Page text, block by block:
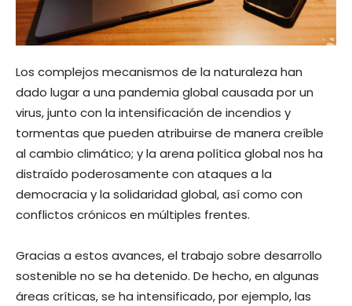
Los complejos mecanismos de la naturaleza han
dado lugar a una pandemia global causada por un
virus, junto con la intensificación de incendios y
tormentas que pueden atribuirse de manera creíble
al cambio climático; y la arena política global nos ha
distraído poderosamente con ataques a la
democracia y la solidaridad global, así como con
conflictos crónicos en múltiples frentes.
Gracias a estos avances, el trabajo sobre desarrollo
sostenible no se ha detenido. De hecho, en algunas
áreas críticas, se ha intensificado, por ejemplo, las